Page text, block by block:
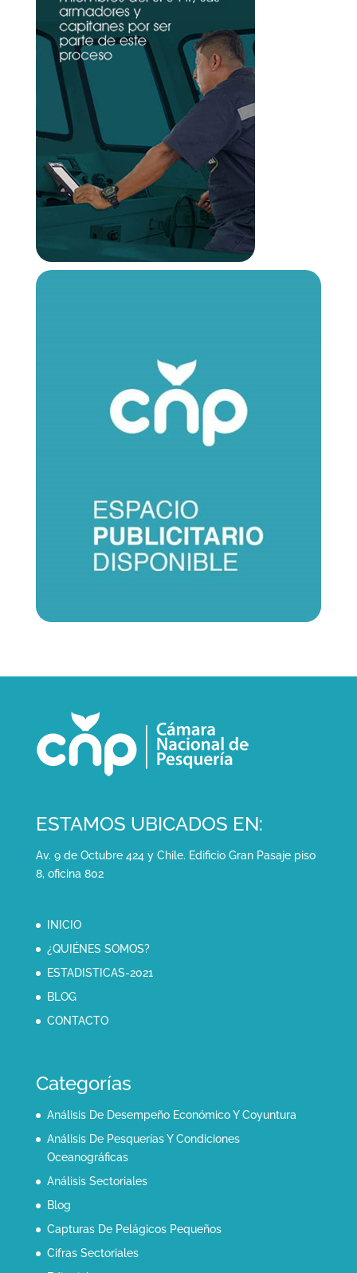
ESTAMOS UBICADOS EN:
Av. 9 de Octubre 424 y Chile. Edificio Gran Pasaje piso
8, oficina 802
INICIO
¿QUIÉNES SOMOS?
ESTADISTICAS-2021
BLOG
CONTACTO
Categorías
Análisis De Desempeño Económico Y Coyuntura
Análisis De Pesquerías Y Condiciones
Oceanográficas
Análisis Sectoriales
Blog
Capturas De Pelágicos Pequeños
Cifras Sectoriales